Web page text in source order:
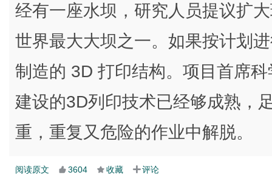
经有一座水坝，研究人员提议扩
世界最大大坝之一。如果按计划
制造的 3D 打印结构。项目首席
建设的3D列印技术已经够成熟，
重，重复又危险的作业中解脱。
阅读原文 3604 收藏 评论